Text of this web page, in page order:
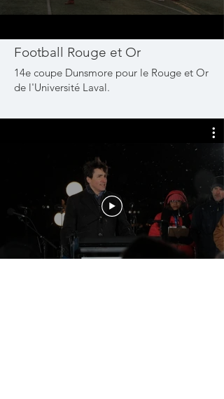
Football Rouge et Or
14e coupe Dunsmore pour le Rouge et Or
de l'Université Laval.